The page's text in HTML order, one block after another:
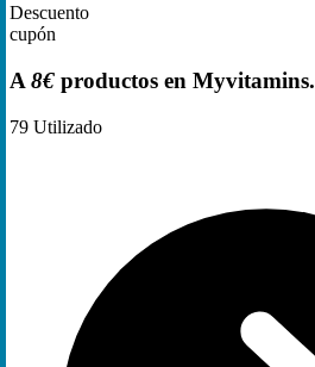
Descuento
cupón
A 8€ productos en Myvitamins.
79 Utilizado